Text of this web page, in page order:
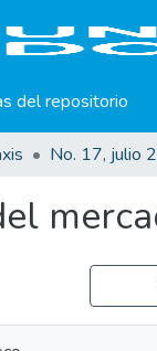
del repositorio
No. 17, julio